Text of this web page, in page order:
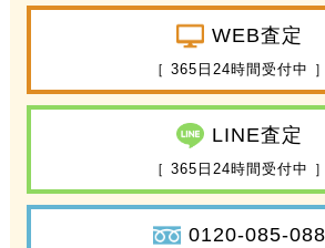
WEB査定
［ 365日24時間受付中 ］
LINE査定
［ 365日24時間受付中 ］
0120-085-088